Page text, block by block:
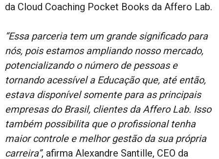
da Cloud Coaching Pocket Books da Affero Lab.
“Essa parceria tem um grande significado para
nós, pois estamos ampliando nosso mercado,
potencializando o número de pessoas e
tornando acessível a Educação que, até então,
estava disponível somente para as principais
empresas do Brasil, clientes da Affero Lab. Isso
também possibilita que o profissional tenha
maior controle e melhor gestão da sua própria
carreira”, afirma Alexandre Santille, CEO da